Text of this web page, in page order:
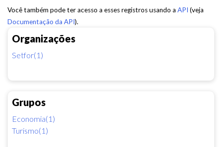
Organizações
Setfor(1)
Grupos
Economia(1)
Turismo(1)
Você também pode ter acesso a esses registros usando a API (veja
Documentação da API).